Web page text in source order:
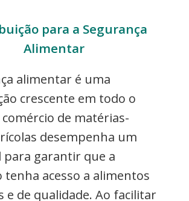
para a Segurança
Alimentar
alimentar é uma
crescente em todo o
de matérias-
desempenha um
para garantir que a
tenha acesso a alimentos
e de qualidade. Ao facilitar